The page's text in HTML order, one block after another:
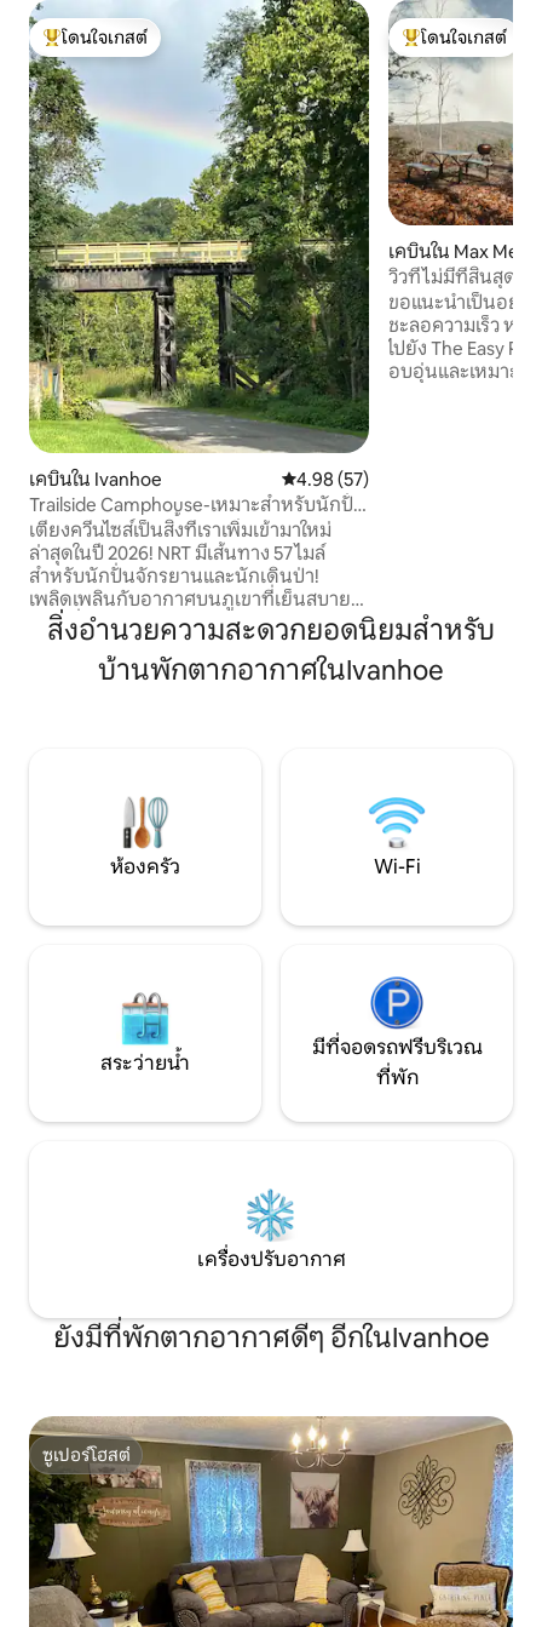
โดนใจเกสต์ที่สุด
โดนใจเกสต์
เคบินใน Ivanhoe คะแนนเฉลี่ย 4.98 จาก 5, 57 รีวิว
4.98 (57)
Trailside Camphouse-เหมาะสำหรับนักปั่น
จักรยานและสัตว์เลี้ยง, 31.6 มม.
เตียงควีนไซส์เป็นสิ่งที่เราเพิ่มเข้ามาใหม่
ล่าสุดในปี 2026! NRT มีเส้นทาง 57 ไมล์
สำหรับนักปั่นจักรยานและนักเดินป่า!
เพลิดเพลินกับอากาศบนภูเขาที่เย็นสบาย
ขณะนั่งผ่อนคลายบนระเบียงพร้อมกับสัตว์
เลี้ยงของคุณ ($) อยู่ข้างๆ Trailside
Camphouse มีทางเข้าแบบไม่มีกุญแจ Wi-Fi
ฝักบัว/อ่างอาบน้ำและผ้าปูที่นอนทั้งหมด
โดนใจเกสต์ที่สุด
โดนใจเกสต์
เคบินใน Max
วิวที่ไม่มีที่สิ้นสุด พ
ขอแนะนำเป็นอย่า
ชะลอความเร็ว หา
ไปยัง The Easy
อบอุ่นและเหมาะส
สิ่งอำนวยความสะดวกยอดนิยมสำหรับ
บ้านพักตากอากาศในIvanhoe
ห้องครัว Wi-Fi
สระว่ายน้ำ
มีที่จอดรถฟรีบริเวณ
ที่พัก
เครื่องปรับอากาศ
ยังมีที่พักตากอากาศดีๆ อีกในIvanhoe
ซูเปอร์โฮสต์
ซูเปอร์โฮสต์